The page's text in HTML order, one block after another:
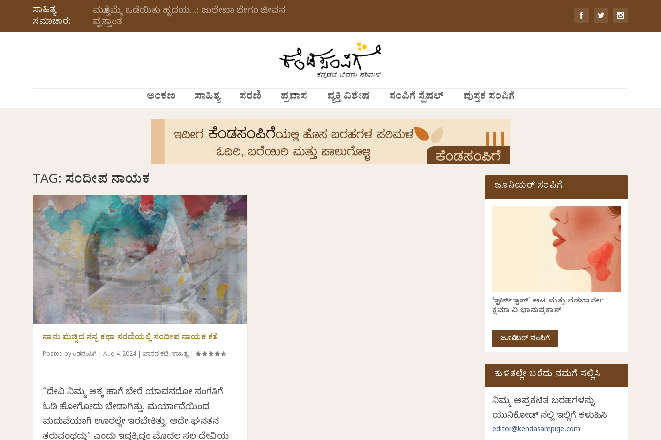
ಸಾಹಿತ್ಯ
ಸಮಾಚಾರ:
ಮತ್ತೊಮ್ಮೆ ಒಡೆಯಿತು ಹೃದಯ…: ಜುಲೇಖಾ ಬೇಗಂ ಜೀವನ
ವೃತ್ತಾಂತ
ಅಂಕಣ ಸಾಹಿತ್ಯ ಸರಣಿ ಪ್ರವಾಸ ವ್ಯಕ್ತಿ ವಿಶೇಷ ಸಂಪಿಗೆ ಸ್ಪೆಷಲ್ ಪುಸ್ತಕ ಸಂಪಿಗೆ
TAG: ಸಂದೀಪ ನಾಯಕ
ನಾನು ಮೆಚ್ಚಿದ ನನ್ನ ಕಥಾ ಸರಣಿಯಲ್ಲಿ ಸಂದೀಪ ನಾಯಕ ಕತೆ
Posted by ಕೆಂಡಸಂಪಿಗೆ |Aug 4, 2024 |ವಾರದ ಕಥೆ,ಸಾಹಿತ್ಯ |
“ದೇವಿ ನಿಮ್ಮ ಅಕ್ಕ ಹಾಗೆ ಬೇರೆ ಯಾವನದೋ ಸಂಗತಿಗೆ
ಓಡಿ ಹೋಗೋದು ಬೇಡಾಗಿತ್ತು. ಮರ್ಯಾದೆಯಿಂದ
ಮದುವೆಯಾಗಿ ಊರಲ್ಲೇ ಇರಬೇಕಿತ್ತು. ಅದೇ ಘನತನ
ತರುವಂಥದ್ದು” ಎಂದು ಇದ್ದಕ್ಕಿದ್ದಂತೆ ಮೊದಲ ಸಲ ದೇವಿಯ
ಜೂನಿಯರ್ ಸಂಪಿಗೆ
‘ಸ್ಟಾರ್ಟ್ ಸ್ಟಾಪ್’ ಆಟ ಮತ್ತು ವಡಬಾನಲ:
ಕ್ಷಮಾ ವಿ ಭಾನುಪ್ರಕಾಶ್
ಜೂನಿಯರ್ ಸಂಪಿಗೆ
ಕುಳಿತಲ್ಲೇ ಬರೆದು ನಮಗೆ ಸಲ್ಲಿಸಿ
ನಿಮ್ಮ ಅಪ್ರಕಟಿತ ಬರಹಗಳನ್ನು
ಯುನಿಕೋಡ್ ನಲ್ಲಿ ಇಲ್ಲಿಗೆ ಕಳುಹಿಸಿ
editor@kendasampige.com